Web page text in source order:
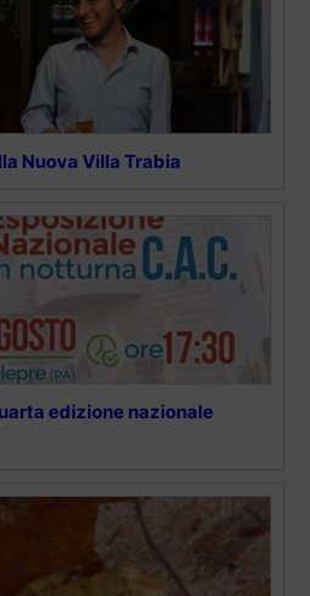
Nuova Villa Trabia
edizione nazionale